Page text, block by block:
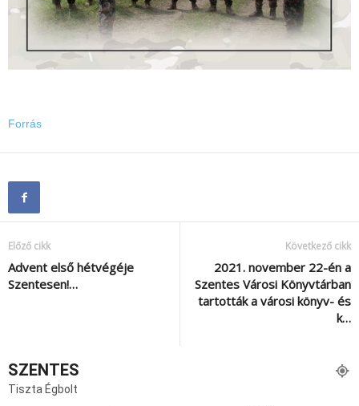
Forrás
Előző cikk
Advent első hétvégéje
Szentesen!…
Következő cikk
2021. november 22-én a
Szentes Városi Könyvtárban
tartották a városi könyv- és
k…
SZENTES
Tiszta Égbolt